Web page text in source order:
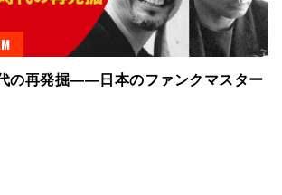
の再発掘――日本のファンクマスター